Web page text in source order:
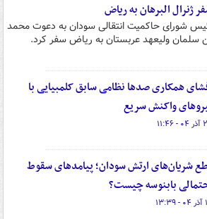
ژنرال البرهان به ریاض
شورای حاکمیت انتقالی سودان به دعوت محمد
سلمان ولیعهد عربستان به ریاض سفر کرد.
همکاری صدها نظامی سابق کلمبیایی با
واکنش سریع
شریان‌های ارتش سودان؛ پیامدهای سقوط
بابنوسه چیست؟